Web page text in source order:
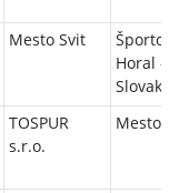
Mesto Svit
Horal -
Slovakia
TOSPUR
s.r.o.
Mesto